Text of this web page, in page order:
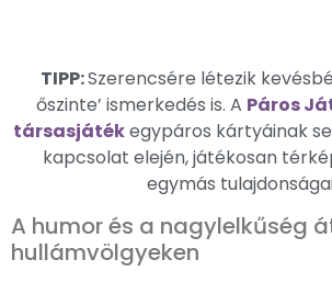
TIPP:Szerencsére létezik
őszinte’ ismerkedés is. A Páros
társasjátékegypáros kártyáinak
kapcsolat elején, játékosan
egymás
A humor és a nagylelkűség
hullámvölgyeken